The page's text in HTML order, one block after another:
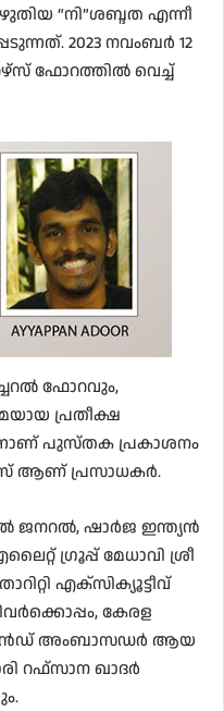
“നി”ശബ്ദത എന്നീ
2023 നവംബർ 12
ഫോറത്തിൽ വെച്ച്
ഫോറവും,
പ്രതീക്ഷ
പുസ്തക പ്രകാശനം
ആണ് പ്രസാധകർ.
ഷാർജ ഇന്ത്യൻ
ഗ്രൂപ്പ് മേധാവി ശ്രീ
എക്സിക്യൂട്ടീവ്
കേരള
അംബാസഡർ ആയ
റഫ്‌സാന ഖാദർ